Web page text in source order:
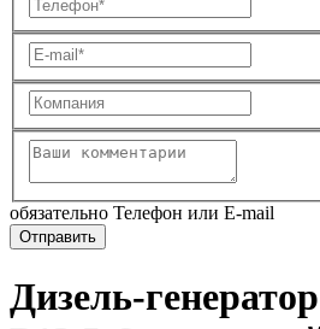
обязательно Телефон или E-mail
Дизель-